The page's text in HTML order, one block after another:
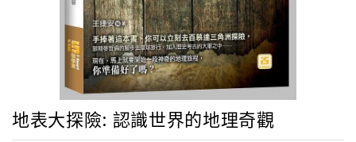
地表大探險: 認識世界的地理奇觀